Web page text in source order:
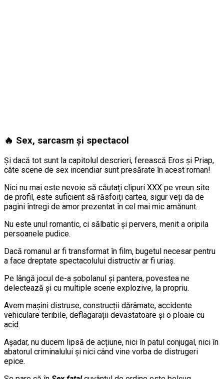
🔥 Sex, sarcasm și spectacol
Și dacă tot sunt la capitolul descrieri, ferească Eros și Priap,
câte scene de sex incendiar sunt presărate în acest roman!
Nici nu mai este nevoie să căutați clipuri XXX pe vreun site
de profil, este suficient să răsfoiți cartea, sigur veți da de
pagini întregi de amor prezentat în cel mai mic amănunt.
Nu este unul romantic, ci sălbatic și pervers, menit a oripila
persoanele pudice.
Dacă romanul ar fi transformat în film, bugetul necesar pentru
a face dreptate spectacolului distructiv ar fi uriaș.
Pe lângă jocul de-a șobolanul și pantera, povestea ne
delectează și cu multiple scene explozive, la propriu.
Avem mașini distruse, construcții dărâmate, accidente
vehiculare teribile, deflagarații devastatoare și o ploaie cu
acid.
Așadar, nu ducem lipsă de acțiune, nici în patul conjugal, nici în
abatorul criminalului și nici când vine vorba de distrugeri
epice.